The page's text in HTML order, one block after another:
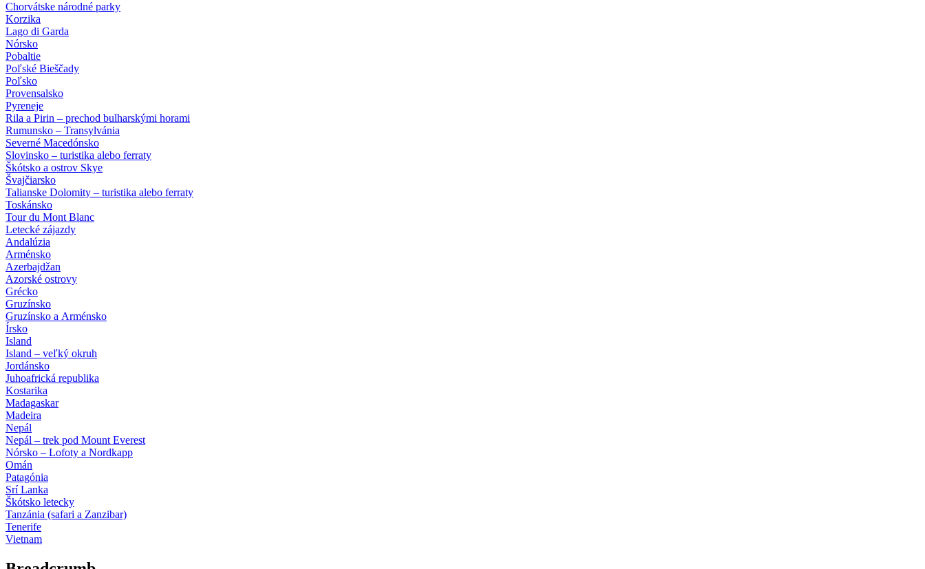
Chorvátske národné parky
Korzika
Lago di Garda
Nórsko
Pobaltie
Poľské Bieščady
Poľsko
Provensalsko
Pyreneje
Rila a Pirin – prechod bulharskými horami
Rumunsko – Transylvánia
Severné Macedónsko
Slovinsko – turistika alebo ferraty
Škótsko a ostrov Skye
Švajčiarsko
Talianske Dolomity – turistika alebo ferraty
Toskánsko
Tour du Mont Blanc
Letecké zájazdy
Andalúzia
Arménsko
Azerbajdžan
Azorské ostrovy
Grécko
Gruzínsko
Gruzínsko a Arménsko
Írsko
Island
Island – veľký okruh
Jordánsko
Juhoafrická republika
Kostarika
Madagaskar
Madeira
Nepál
Nepál – trek pod Mount Everest
Nórsko – Lofoty a Nordkapp
Omán
Patagónia
Srí Lanka
Škótsko letecky
Tanzánia (safari a Zanzibar)
Tenerife
Vietnam